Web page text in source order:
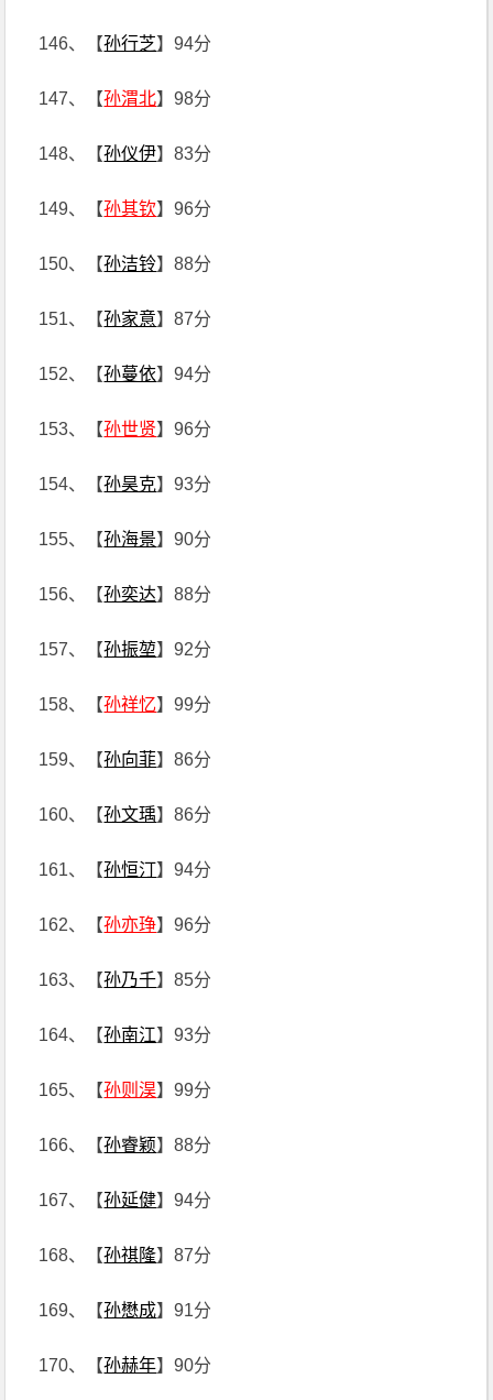
146、【孙行芝】94分
147、【孙渭北】98分
148、【孙仪伊】83分
149、【孙其钦】96分
150、【孙洁铃】88分
151、【孙家意】87分
152、【孙蔓依】94分
153、【孙世贤】96分
154、【孙昊克】93分
155、【孙海景】90分
156、【孙奕达】88分
157、【孙振堃】92分
158、【孙祥忆】99分
159、【孙向菲】86分
160、【孙文瑀】86分
161、【孙恒汀】94分
162、【孙亦琤】96分
163、【孙乃千】85分
164、【孙南江】93分
165、【孙则淏】99分
166、【孙睿颖】88分
167、【孙延健】94分
168、【孙祺隆】87分
169、【孙懋成】91分
170、【孙赫年】90分